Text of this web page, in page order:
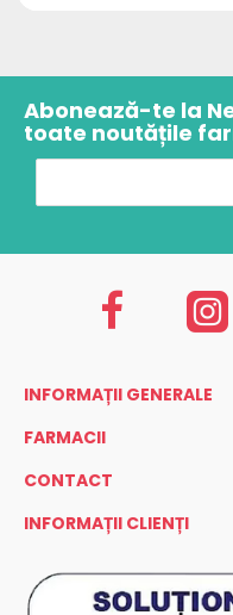
Abonează-te la
toate noutățile
INFORMAȚII GENERALE
FARMACII
CONTACT
INFORMAȚII CLIENȚI